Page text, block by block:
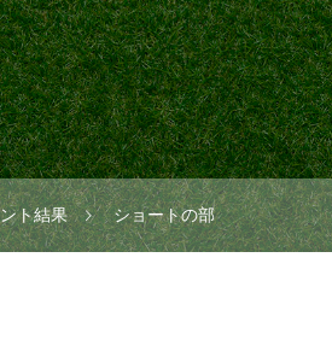
ト結果 ショートの部